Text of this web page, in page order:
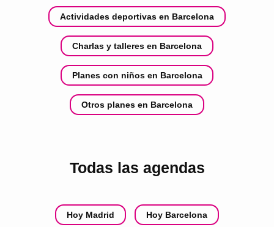
Actividades deportivas en Barcelona
Charlas y talleres en Barcelona
Planes con niños en Barcelona
Otros planes en Barcelona
Todas las agendas
Hoy Madrid Hoy Barcelona